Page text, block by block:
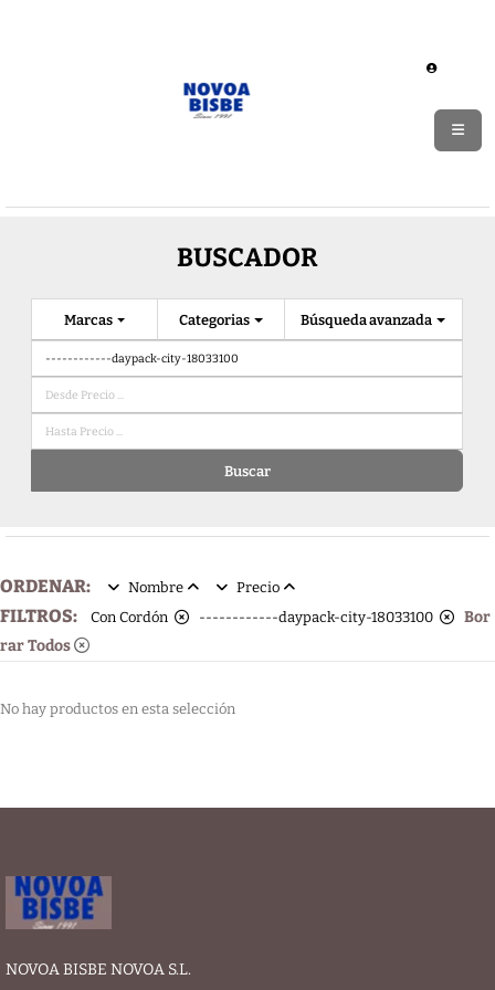
BUSCADOR
Categorias
Marcas Búsqueda avanzada
Buscar
ORDENAR: Nombre Precio
FILTROS: Con Cordón ------------daypack-city-18033100
Bor
rar Todos
No hay productos en esta selección
NOVOA BISBE NOVOA S.L.